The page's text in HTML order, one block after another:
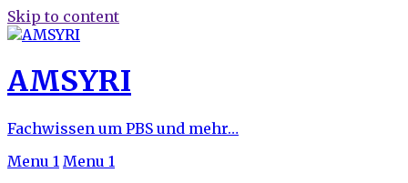
Skip to content
AMSYRI
Fachwissen um PBS und mehr…
Menu 1 Menu 1